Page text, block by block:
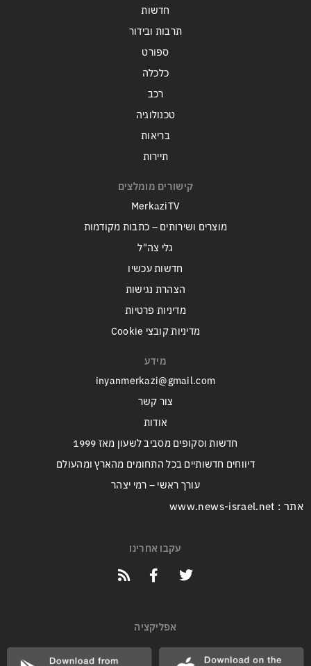
חדשות
תרבות ובידור
ספורט
כלכלה
רכב
טכנולוגיה
בריאות
תיירות
קישורים מומלצים
MerkaziTV
מוצרים ושירותים – כתבות מקודמות
גלי צה"ל
חדשות עכשיו
הצהרת נגישות
מדיניות פרטיות
מדיניות קובצי Cookie
מידע
inyanmerkazi@gmail.com
צור קשר
אודות
חדשות וסקופים מסביב לשעון מאז 1999
דיווחים חדשותיים בכל התחומים מהארץ ומהעולם
עורך ראשי – רמי יצהר
אתר : www.news-israel.net
עקבו אחרינו
אפליקציה